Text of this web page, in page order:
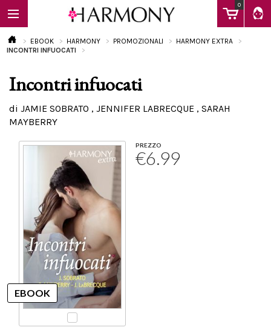
0
EBOOK
LIBRI
EBOOK HARMONY PROMOZIONALI
HARMONY EXTRA
INCONTRI INFUOCATI
Incontri infuocati
di JAMIE SOBRATO , JENNIFER LABRECQUE , SARAH
MAYBERRY
PREZZO
€6.99